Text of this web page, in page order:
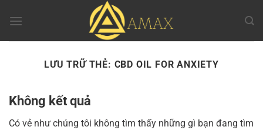
đến
LƯU TRỮ THẺ: CBD OIL FOR ANXIETY
Không kết quả
Có vẻ như chúng tôi không tìm thấy những gì bạn đang tìm